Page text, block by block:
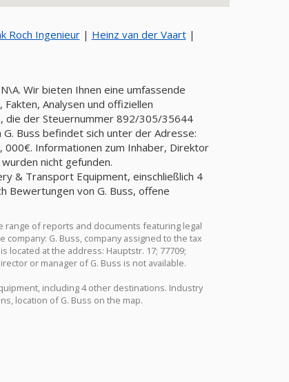
Roch Ingenieur| Heinz van der Vaart|
Wir bieten Ihnen eine umfassende
Analysen und offiziellen
die der Steuernummer 892/305/35644
Buss befindet sich unter der Adresse:
000€. Informationen zum Inhaber, Direktor
nicht gefunden.
& Transport Equipment, einschließlich 4
Bewertungen von G. Buss, offene
range of reports and documents featuring legal
G. Buss, company assigned to the tax
located at the address: Hauptstr. 17; 77709;
or manager of G. Buss is not available.
including 4 other destinations. Industry
location of G. Buss on the map.